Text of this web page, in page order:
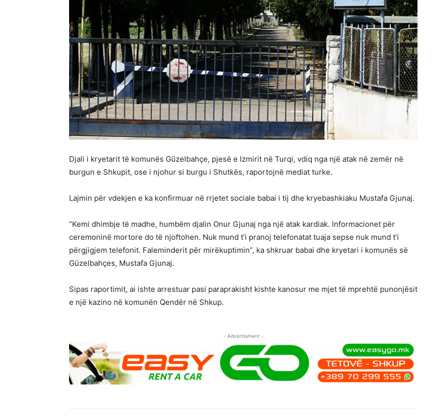
Djali i kryetarit të komunës Güzelbahçe, pjesë e Izmirit në Turqi, vdiq nga një atak në zemër në
burgun e Shkupit, ose i njohur si burgu i Shutkës, raportojnë mediat turke.
Lajmin për vdekjen e ka konfirmuar në rrjetet sociale babai i tij dhe kryebashkiaku Mustafa Gjunaj.
“Kemi dhimbje të madhe, humbëm djalin Onur Gjunaj nga një atak kardiak. Informacionet për
ceremoninë mortore do të njoftohen. Nuk mund t’i pranoj telefonatat tuaja sepse nuk mund t’i
përgjigjem telefonit. Faleminderit për mirëkuptimin”, ka shkruar babai dhe kryetari i komunës së
Güzelbahçes, Mustafa Gjunaj.
Sipas raportimit, ai ishte arrestuar pasi paraprakisht kishte kanosur me mjet të mprehtë punonjësit
e një kazino në komunën Qendër në Shkup.
- Advertisment -